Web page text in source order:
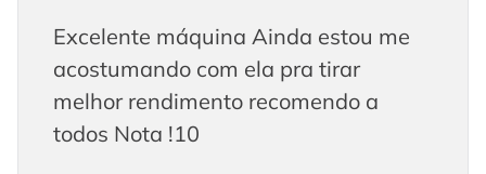
Excelente máquina Ainda estou me
acostumando com ela pra tirar
melhor rendimento recomendo a
todos Nota !10